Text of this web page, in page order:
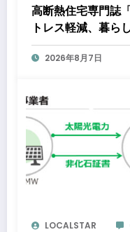
高断熱住宅専門誌
トレス軽減、暮ら
2026年8月7日
LOCALSTAR